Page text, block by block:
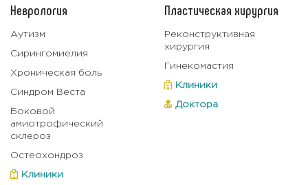
Неврология
Аутизм
Сирингомиелия
Хроническая боль
Синдром Веста
Боковой
амиотрофический
склероз
Остеохондроз
Клиники
Пластическая хирургия
Реконструктивная
хирургия
Гинекомастия
Клиники
Доктора